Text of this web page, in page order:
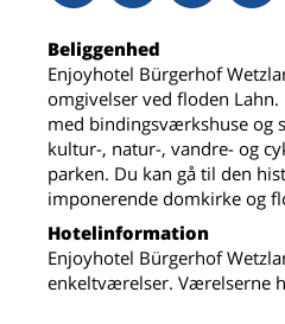
Beliggenhed
Enjoyhotel Bürgerhof
omgivelser ved floden
med bindingsværkshuse og
kultur-, natur-, vandre- og
parken. Du kan gå til den
imponerende domkirke og
Hotelinformation
Enjoyhotel Bürgerhof
enkeltværelser. Værelserne